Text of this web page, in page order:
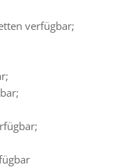
verfügbar;